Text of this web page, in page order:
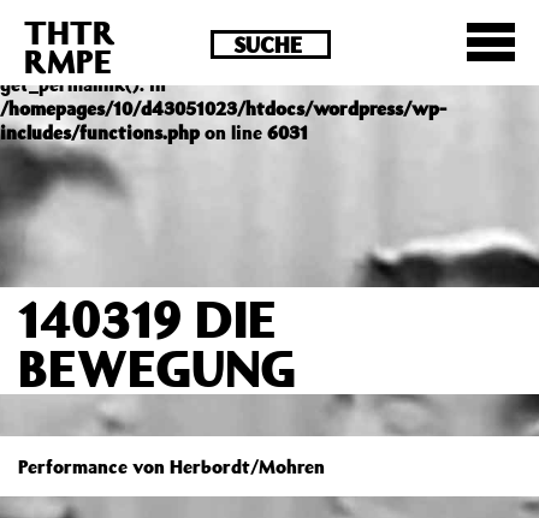
Deprecated : Die Funktion post_permalink ist seit
Version 4.4.0 veraltet! Verwende stattdessen
get_permalink(). in
/homepages/10/d43051023/htdocs/wordpress/wp-
includes/functions.phpon line 6031
THTR
RMPE
140319 DIE
BEWEGUNG
Performance von Herbordt/Mohren